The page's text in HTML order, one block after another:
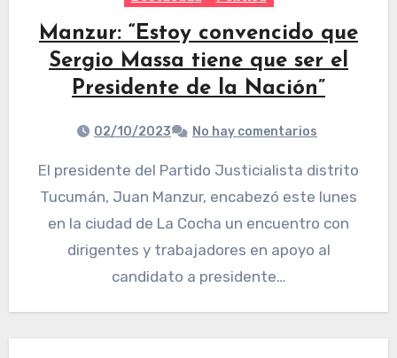
Manzur: “Estoy convencido que
Sergio Massa tiene que ser el
Presidente de la Nación”
02/10/2023 No hay comentarios
El presidente del Partido Justicialista distrito
Tucumán, Juan Manzur, encabezó este lunes
en la ciudad de La Cocha un encuentro con
dirigentes y trabajadores en apoyo al
candidato a presidente…